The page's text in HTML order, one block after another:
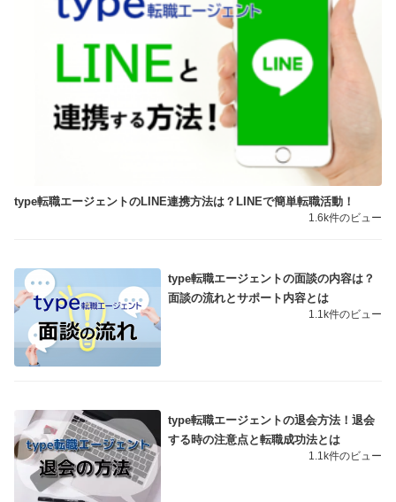
type転職エージェントのLINE連携方法は？LINEで簡単転職活動！
1.6k件のビュー
type転職エージェントの面談の内容は？
面談の流れとサポート内容とは
1.1k件のビュー
type転職エージェントの退会方法！退会
する時の注意点と転職成功法とは
1.1k件のビュー